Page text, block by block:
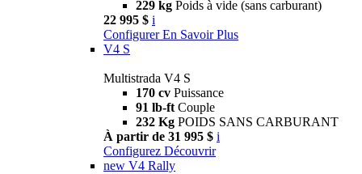
229 kg Poids à vide (sans carburant)
22 995 $ i
Configurer En Savoir Plus
V4 S
Multistrada V4 S
170 cv Puissance
91 lb-ft Couple
232 Kg POIDS SANS CARBURANT
À partir de 31 995 $ i
Configurez Découvrir
new V4 Rally